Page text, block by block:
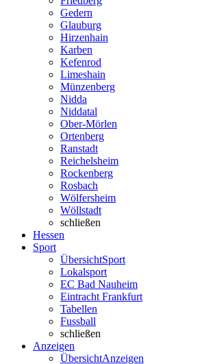
Gedern
Glauburg
Hirzenhain
Karben
Kefenrod
Limeshain
Münzenberg
Nidda
Niddatal
Ober-Mörlen
Ortenberg
Ranstadt
Reichelsheim
Rockenberg
Rosbach
Wölfersheim
Wöllstadt
schließen
Hessen
Sport
ÜbersichtSport
Lokalsport
EC Bad Nauheim
Eintracht Frankfurt
Tabellen
Fussball
schließen
Anzeigen
ÜbersichtAnzeigen